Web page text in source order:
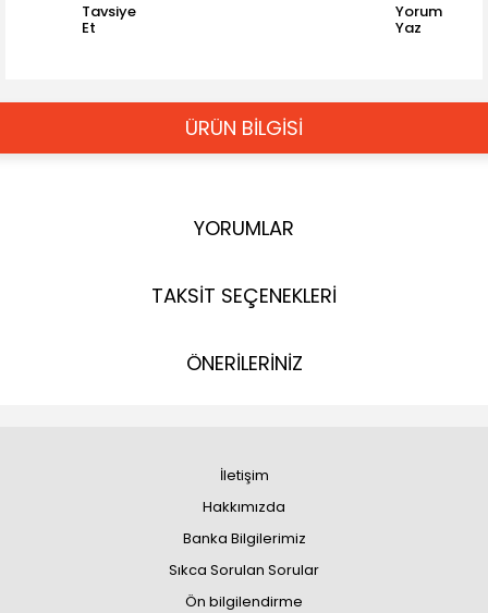
Tavsiye
Et
Yorum
Yaz
ÜRÜN BİLGİSİ
YORUMLAR
TAKSİT SEÇENEKLERİ
ÖNERİLERİNİZ
İletişim
Hakkımızda
Banka Bilgilerimiz
Sıkca Sorulan Sorular
Ön bilgilendirme